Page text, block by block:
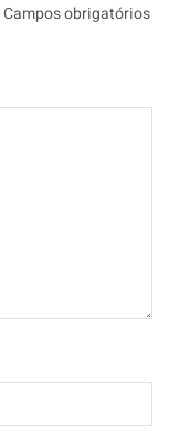
Campos obrigatórios